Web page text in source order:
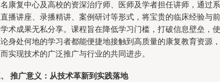
康复中心及高校的资深治疗师、医师及学者担任讲师，通过系
播讲座、录播精讲、案例研讨等形式，将宝贵的临床经验与前
术成果无私分享。课程旨在降低学习门槛，打破信息壁垒，使
身处何地的学习者都能便捷地接触到高质量的康复教育资源，
实现技术的广泛推广与行业的共同进步。
推广意义：从技术革新到实践落地